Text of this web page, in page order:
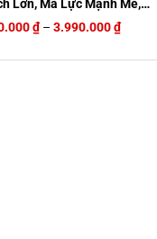
Lớn, Mã Lực Mạnh Mẽ,
Suất Vượt Trội!
₫–3.990.000₫